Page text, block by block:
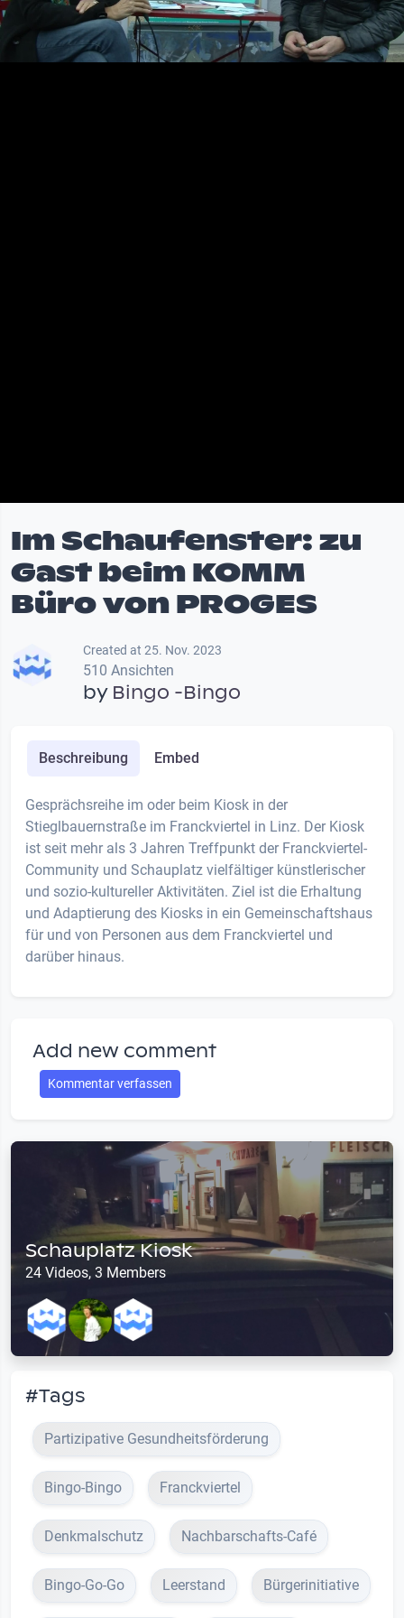
Video
Im Schaufenster: zu
Gast beim KOMM
Büro von PROGES
Created at 25. Nov. 2023
510 Ansichten
by Bingo -Bingo
Beschreibung Embed
Gesprächsreihe im oder beim Kiosk in der
Stieglbauernstraße im Franckviertel in Linz. Der Kiosk
ist seit mehr als 3 Jahren Treffpunkt der Franckviertel-
Community und Schauplatz vielfältiger künstlerischer
und sozio-kultureller Aktivitäten. Ziel ist die Erhaltung
und Adaptierung des Kiosks in ein Gemeinschaftshaus
für und von Personen aus dem Franckviertel und
darüber hinaus.
Add new comment
Kommentar verfassen
Schauplatz Kiosk
24 Videos, 3 Members
#Tags
Partizipative Gesundheitsförderung
Bingo-Bingo Franckviertel
Denkmalschutz Nachbarschafts-Café
Bingo-Go-Go Leerstand Bürgerinitiative